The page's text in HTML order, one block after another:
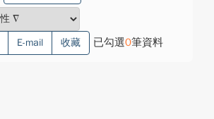
E-mail 收藏 已勾選0筆資料